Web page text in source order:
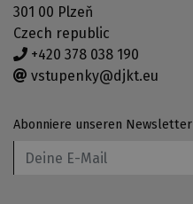
301 00 Plzeň
Czech republic
+420 378 038 190
vstupenky@djkt.eu
Abonniere unseren Newsletter